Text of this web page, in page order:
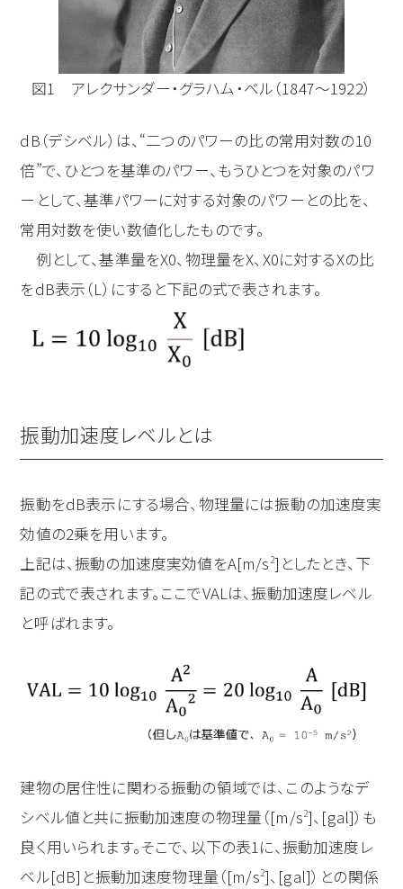
図1 アレクサンダー・グラハム・ベル（1847～1922）
dB（デシベル）は、“二つのパワーの比の常用対数の10
倍”で、ひとつを基準のパワー、もうひとつを対象のパワ
ーとして、基準パワーに対する対象のパワーとの比を、
常用対数を使い数値化したものです。
例として、基準量をX0、物理量をX、X0に対するXの比
をdB表示（L）にすると下記の式で表されます。
振動加速度レベルとは
振動をdB表示にする場合、物理量には振動の加速度実
効値の2乗を用います。
上記は、振動の加速度実効値をA[m/s2]としたとき、下
記の式で表されます。ここでVALは、振動加速度レベル
と呼ばれます。
建物の居住性に関わる振動の領域では、このようなデ
シベル値と共に振動加速度の物理量（[m/s2]、[gal]）も
良く用いられます。そこで、以下の表1に、振動加速度レ
ベル[dB]と振動加速度物理量（[m/s2]、[gal]）との関係